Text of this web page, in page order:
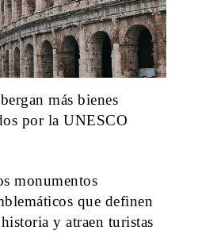
más bienes
por la UNESCO
monumentos
que definen
y atraen turistas